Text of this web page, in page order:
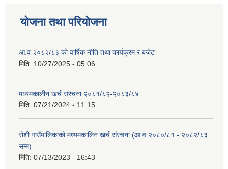
योजना तथा परियोजना
आ.व २०८२/८३ को वार्षिक नीति तथा कार्यक्रम र बजेट
मिति: 10/27/2025 - 05:06
मध्यमकालीन खर्च संरचना २०८१/८२-२०८३/८४
मिति: 07/21/2024 - 11:15
रोशी गाउँपालिकाको मध्यमकालिन खर्च संरचना (आ.व.२०८०/८१ - २०८२/८३
सम्म)
मिति: 07/13/2023 - 16:43